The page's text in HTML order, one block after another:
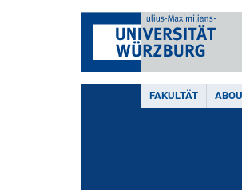
FAKULTÄT